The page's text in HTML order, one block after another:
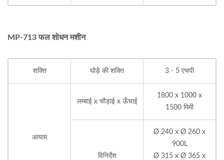
MP-713 फल शोधन मशीन
शक्ति घोड़े की शक्ति 3 - 5 एचपी
आयाम
लम्बाई x चौड़ाई x ऊँचाई
1800 x 1000 x
1500 मिमी
विनिर्देश
Ø 240 x Ø 260 x
900L
Ø 315 x Ø 365 x